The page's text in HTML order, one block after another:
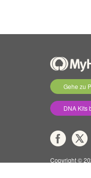
Gehe zu
DNA Kits
Copyright ©